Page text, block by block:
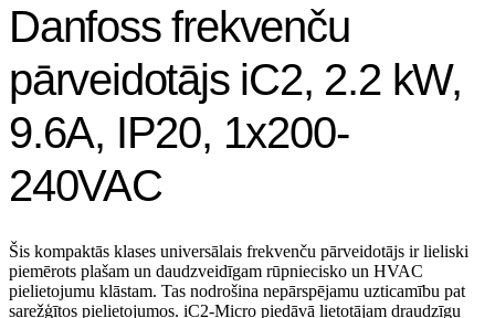
Danfoss frekvenču
pārveidotājs iC2, 2.2 kW,
9.6A, IP20, 1x200-
240VAC
Šis kompaktās klases universālais frekvenču pārveidotājs ir lieliski
piemērots plašam un daudzveidīgam rūpniecisko un HVAC
pielietojumu klāstam. Tas nodrošina nepārspējamu uzticamību pat
sarežģītos pielietojumos. iC2‑Micro piedāvā lietotājam draudzīgu